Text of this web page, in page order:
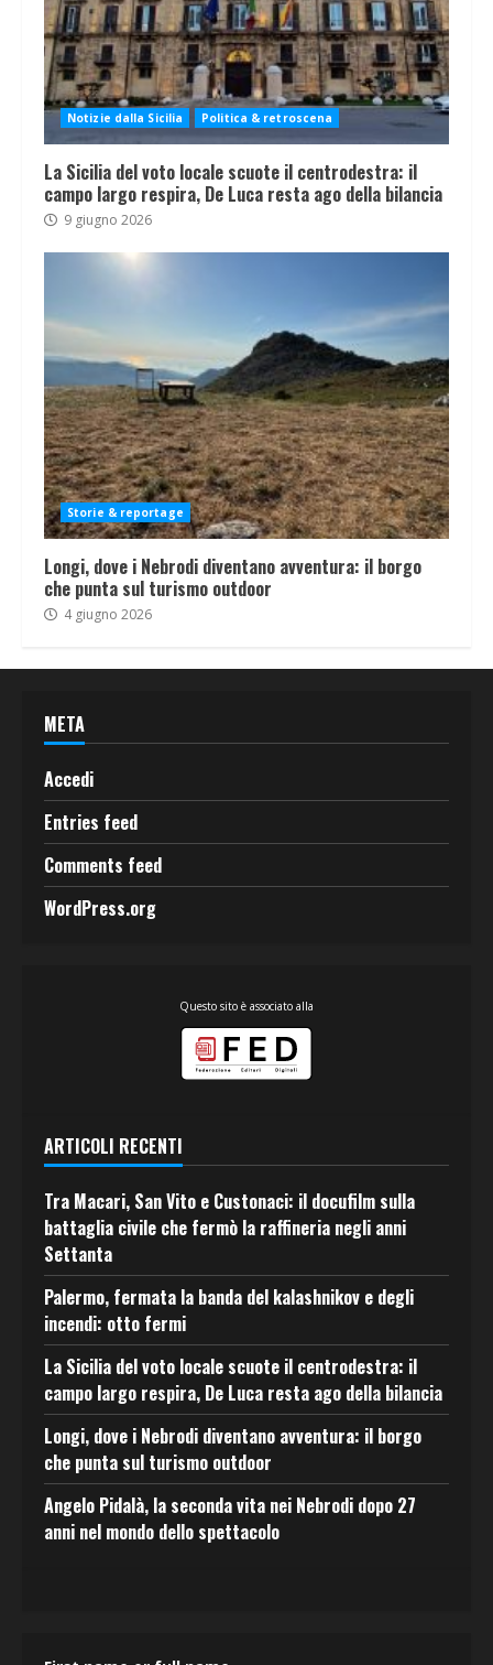
Notizie dalla Sicilia Politica & retroscena
La Sicilia del voto locale scuote il centrodestra: il
campo largo respira, De Luca resta ago della bilancia
9 giugno 2026
Storie & reportage
Longi, dove i Nebrodi diventano avventura: il borgo
che punta sul turismo outdoor
4 giugno 2026
META
Accedi
Entries feed
Comments feed
WordPress.org
Questo sito è associato alla
ARTICOLI RECENTI
Tra Macari, San Vito e Custonaci: il docufilm sulla
battaglia civile che fermò la raffineria negli anni
Settanta
Palermo, fermata la banda del kalashnikov e degli
incendi: otto fermi
La Sicilia del voto locale scuote il centrodestra: il
campo largo respira, De Luca resta ago della bilancia
Longi, dove i Nebrodi diventano avventura: il borgo
che punta sul turismo outdoor
Angelo Pidalà, la seconda vita nei Nebrodi dopo 27
anni nel mondo dello spettacolo